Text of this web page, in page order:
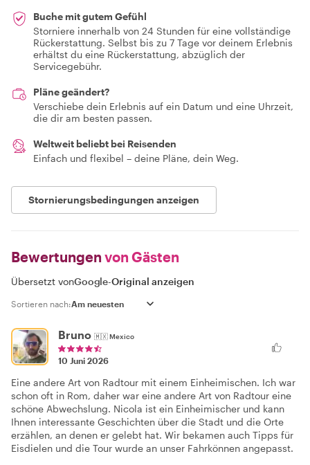
Buche mit gutem Gefühl
Storniere innerhalb von 24 Stunden für eine vollständige
Rückerstattung. Selbst bis zu 7 Tage vor deinem Erlebnis
erhältst du eine Rückerstattung, abzüglich der
Servicegebühr.
Pläne geändert?
Verschiebe dein Erlebnis auf ein Datum und eine Uhrzeit,
die dir am besten passen.
Weltweit beliebt bei Reisenden
Einfach und flexibel – deine Pläne, dein Weg.
Stornierungsbedingungen anzeigen
Bewertungen von Gästen
Übersetzt vonGoogle-Original anzeigen
Sortieren nach:
Bruno 🇲🇽Mexico
10 Juni 2026
Eine andere Art von Radtour mit einem Einheimischen. Ich war
schon oft in Rom, daher war eine andere Art von Radtour eine
schöne Abwechslung. Nicola ist ein Einheimischer und kann
Ihnen interessante Geschichten über die Stadt und die Orte
erzählen, an denen er gelebt hat. Wir bekamen auch Tipps für
Eisdielen und die Tour wurde an unser Fahrkönnen angepasst.